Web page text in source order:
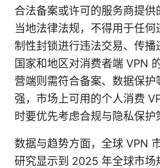
合法备案或许可的服务商提供
当地法律法规，不得用于任
制性封锁进行违法交易、传播
国家和地区对消费者端 VPN
营端则需符合备案、数据保
强，市场上可用的个人消费
时要优先考虑合规与隐私保护
数据与趋势方面，全球 VPN
研究显示到 2025 年全球市场